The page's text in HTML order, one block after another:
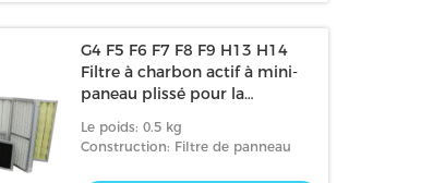
G4 F5 F6 F7 F8 F9 H13 H14
Filtre à charbon actif à mini-
paneau plissé pour la
Le poids: 0.5 kg
Construction: Filtre de panneau